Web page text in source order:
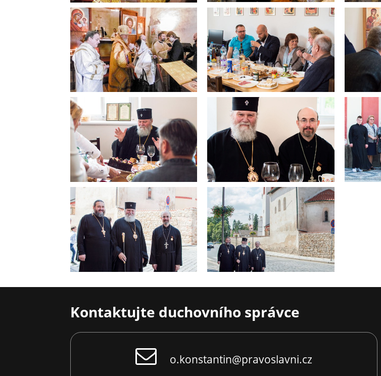
Kontaktujte duchovního správce
o.konstantin@pravoslavni.cz